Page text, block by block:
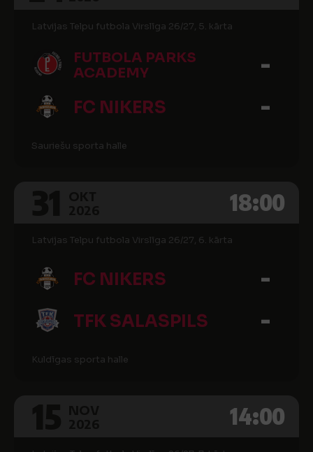
Latvijas Telpu futbola Virslīga 26/27, 5. kārta
FUTBOLA PARKS
ACADEMY
-
FC NIKERS -
Sauriešu sporta halle
18:00
Latvijas Telpu futbola Virslīga 26/27, 6. kārta
FC NIKERS -
TFK SALASPILS -
Kuldīgas sporta halle
14:00